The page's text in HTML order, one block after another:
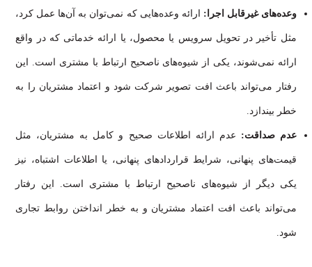
وعده‌های غیرقابل اجرا: ارائه وعده‌هایی که نمی‌توان به آن‌ها عمل کرد،
مثل تأخیر در تحویل سرویس یا محصول، یا ارائه خدماتی که در واقع
ارائه نمی‌شوند، یکی از شیوه‌های ناصحیح ارتباط با مشتری است. این
رفتار می‌تواند باعث افت تصویر شرکت شود و اعتماد مشتریان را به
خطر بیندازد.
عدم صداقت: عدم ارائه اطلاعات صحیح و کامل به مشتریان، مثل
قیمت‌های پنهانی، شرایط قراردادهای پنهانی، یا اطلاعات اشتباه، نیز
یکی دیگر از شیوه‌های ناصحیح ارتباط با مشتری است. این رفتار
می‌تواند باعث افت اعتماد مشتریان و به خطر انداختن روابط تجاری
شود.